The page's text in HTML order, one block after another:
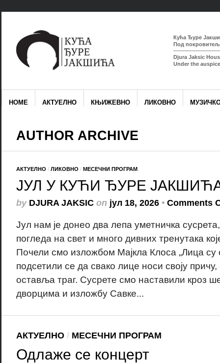
Кућа Ђуре
Под
Djura Jaksic
Under the
HOME АКТУЕЛНО КЊИЖЕВНО ЛИКОВНО
AUTHOR ARCHIVE
АКТУЕЛНО / ЛИКОВНО / МЕСЕЧНИ ПРОГРАМ
ЈУЛ У КУЋИ ЂУРЕ
by DJURA JAKSICon јул 18, 2026 • Comments
Јул нам је донео два лепа уметничка
погледа на свет и много дивних тренутака
Почели смо изложбом Мајкла Клоса „Лица
подсетили се да свако лице носи своју причу,
оставља траг. Сусрете смо наставили кроз
дворцима и изложбу Савке...
АКТУЕЛНО/ МЕСЕЧНИ ПРОГРАМ
Одлаже се концерт